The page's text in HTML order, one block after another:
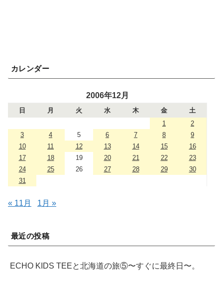
カレンダー
2006年12月
日 月 火 水 木 金
土
1
2
3
4 5 6 7 8
9
10
11 12 13 14 15
16
17
18 19 20 21 22
23
24
25 26 27 28 29
30
31
« 11月 1月 »
最近の投稿
ECHO KIDS TEEと北海道の旅⑤〜すぐに最終日〜。